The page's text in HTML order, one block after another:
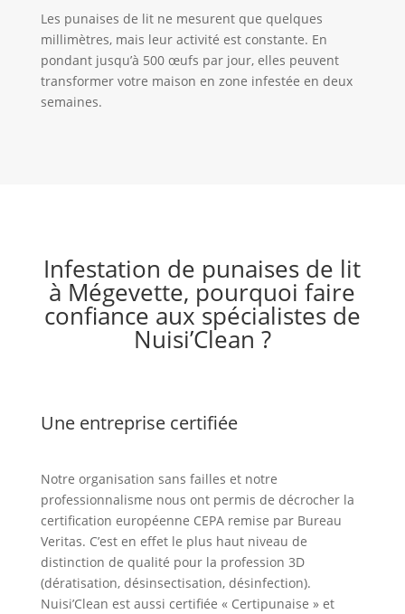
Les punaises de lit ne mesurent que quelques
millimètres, mais leur activité est constante. En
pondant jusqu’à 500 œufs par jour, elles peuvent
transformer votre maison en zone infestée en deux
semaines.
Infestation de punaises de lit
à Mégevette, pourquoi faire
confiance aux spécialistes de
Nuisi’Clean ?
Une entreprise certifiée
Notre organisation sans failles et notre
professionnalisme nous ont permis de décrocher la
certification européenne CEPA remise par Bureau
Veritas. C’est en effet le plus haut niveau de
distinction de qualité pour la profession 3D
(dératisation, désinsectisation, désinfection).
Nuisi’Clean est aussi certifiée « Certipunaise » et